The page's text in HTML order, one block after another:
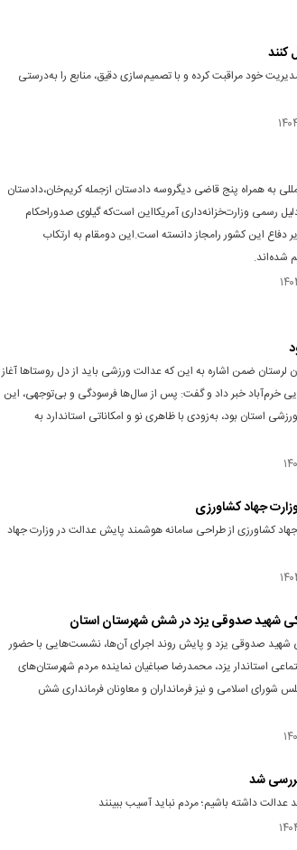
کنند
خود مراقبت کرده و با تصمیم‌سازی دقیق، منابع را به‌درستی
به همراه پنج قاضی دیگروسه دادستان ازجمله کریم‌خان،دادستان
رسمی وزارت‌خزانه‌داری آمریکااین است‌که گیلوی صدوراحکام
دفاع این کشور رامجاز دانسته است.این دومقام به ارتکاب
شده‌اند.
ضمن اشاره به این که عدالت ورزشی باید از دل روستاها آغاز
خرم‌آباد خبر داد و گفت: پس از سال‌ها فرسودگی و بی‌توجهی، این
استان بود، به‌زودی با ظاهری نو و امکاناتی استاندارد به
جهاد کشاورزی
کشاورزی از طراحی سامانه هوشمند پایش عدالت در وزارت جهاد
شهید صدوقی یزد در شش شهرستان استان
شهید صدوقی یزد و پایش روند اجرای آن‌ها، نشست‌هایی با حضور
استاندار یزد، محمدرضا صباغیان نماینده مردم شهرستان‌های
شورای اسلامی و نیز فرمانداران و معاونان فرمانداری شش
شد
داشته باشیم؛ مردم نباید آسیب ببینند